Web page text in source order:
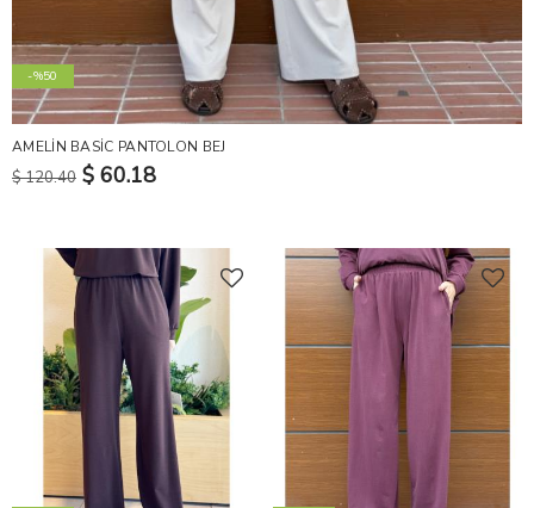
-%50
AMELİN BASİC PANTOLON BEJ
$ 120.40 $ 60.18